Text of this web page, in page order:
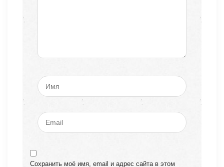
Сохранить моё имя, email и адрес сайта в этом